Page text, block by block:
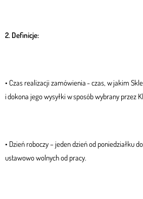
2. Definicje:
• Czas realizacji zamówienia - czas, w jakim
i dokona jego wysyłki w sposób wybrany przez
• Dzień roboczy – jeden dzień od poniedziałku
ustawowo wolnych od pracy.